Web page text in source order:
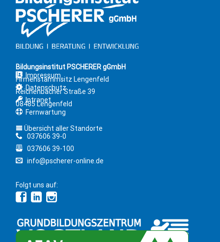
Bildungsinstitut PSCHERER gGmbH
Firmenstammsitz Lengenfeld
Reichenbacher Straße 39
08485 Lengenfeld
Übersicht aller Standorte
Impressum
Datenschutz
Intranet
Fernwartung
037606 39-0
037606 39-100
info@pscherer-online.de
Folgt uns auf: